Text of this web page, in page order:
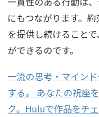
にもつながります。
を提供し続けること
ができるのです。
一流の思考・マイン
する。 あなたの視座
ク。Huluで作品をチ